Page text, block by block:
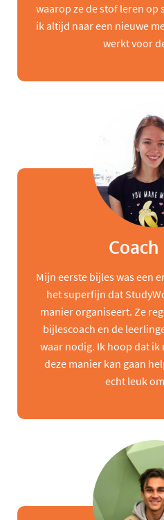
waarop ze de stof leren
ik altijd naar een nieuwe
werkt voor
Coach
Mijn eerste bijles was een
het superfijn dat
manier organiseert. Ze
bijlescoach en de
waar nodig. Ik hoop dat
deze manier kan gaan
echt leuk